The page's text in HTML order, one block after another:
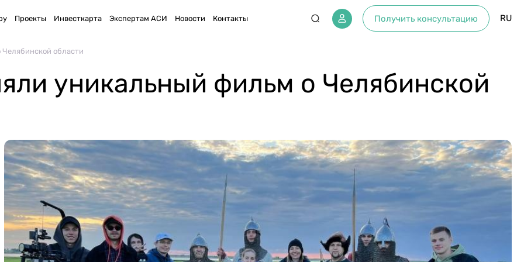
Проекты Инвесткарта Экспертам АСИ Новости Контакты Получить консультацию RU
области
уникальный фильм о Челябинской